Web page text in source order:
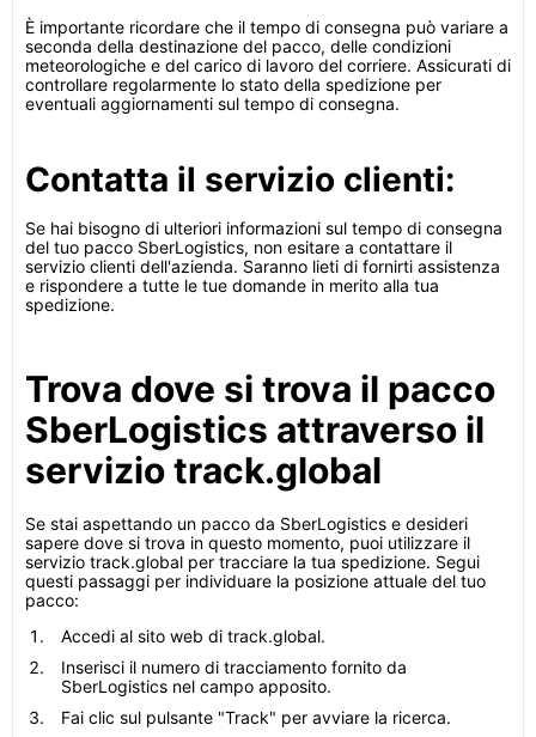
È importante ricordare che il tempo di consegna può variare a
seconda della destinazione del pacco, delle condizioni
meteorologiche e del carico di lavoro del corriere. Assicurati di
controllare regolarmente lo stato della spedizione per
eventuali aggiornamenti sul tempo di consegna.
Contatta il servizio clienti:
Se hai bisogno di ulteriori informazioni sul tempo di consegna
del tuo pacco SberLogistics, non esitare a contattare il
servizio clienti dell'azienda. Saranno lieti di fornirti assistenza
e rispondere a tutte le tue domande in merito alla tua
spedizione.
Trova dove si trova il pacco
SberLogistics attraverso il
servizio track.global
Se stai aspettando un pacco da SberLogistics e desideri
sapere dove si trova in questo momento, puoi utilizzare il
servizio track.global per tracciare la tua spedizione. Segui
questi passaggi per individuare la posizione attuale del tuo
pacco:
Accedi al sito web di track.global.
Inserisci il numero di tracciamento fornito da
SberLogistics nel campo apposito.
Fai clic sul pulsante "Track" per avviare la ricerca.